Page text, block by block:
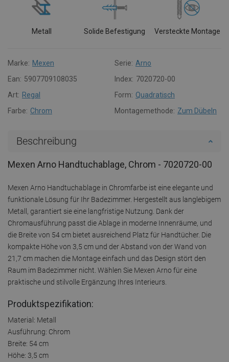
Metall Solide Befestigung Versteckte Montage
Marke: Mexen Serie: Arno
Ean: 5907709108035 Index: 7020720-00
Art: Regal Form: Quadratisch
Farbe: Chrom Montagemethode: Zum Dübeln
Beschreibung
Mexen Arno Handtuchablage, Chrom - 7020720-00
Mexen Arno Handtuchablage in Chromfarbe ist eine elegante und
funktionale Lösung für Ihr Badezimmer. Hergestellt aus langlebigem
Metall, garantiert sie eine langfristige Nutzung. Dank der
Chromausführung passt die Ablage in moderne Innenräume, und
die Breite von 54 cm bietet ausreichend Platz für Handtücher. Die
kompakte Höhe von 3,5 cm und der Abstand von der Wand von
21,7 cm machen die Montage einfach und das Design stört den
Raum im Badezimmer nicht. Wählen Sie Mexen Arno für eine
praktische und stilvolle Ergänzung Ihres Interieurs.
Produktspezifikation:
Material: Metall
Ausführung: Chrom
Breite: 54 cm
Höhe: 3,5 cm